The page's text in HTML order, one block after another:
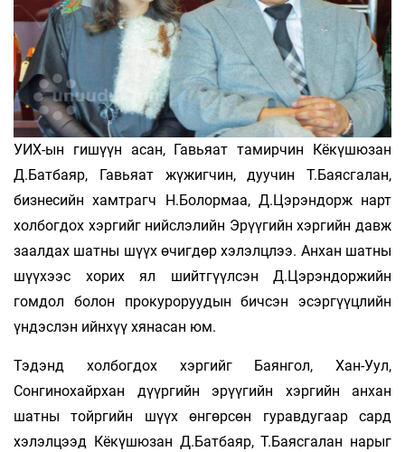
УИХ-ын гишүүн асан, Гавьяат тамирчин Кёкүшюзан
Д.Батбаяр, Гавьяат жүжигчин, дуучин Т.Баясгалан,
бизнесийн хамтрагч Н.Болормаа, Д.Цэрэндорж нарт
холбогдох хэргийг нийслэлийн Эрүүгийн хэргийн давж
заалдах шатны шүүх өчигдөр хэлэлцлээ. Анхан шатны
шүүхээс хорих ял шийтгүүлсэн Д.Цэрэндоржийн
гомдол болон прокуроруудын бичсэн эсэргүүцлийн
үндэслэн ийнхүү хянасан юм.
Тэдэнд холбогдох хэргийг Баянгол, Хан-Уул,
Сонгинохайрхан дүүргийн эрүүгийн хэргийн анхан
шатны тойргийн шүүх өнгөрсөн гуравдугаар сард
хэлэлцээд Кёкүшюзан Д.Батбаяр, Т.Баясгалан нарыг